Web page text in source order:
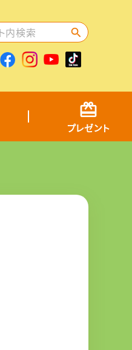
プレゼント